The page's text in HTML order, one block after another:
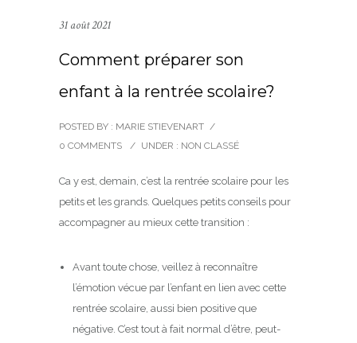
31 août 2021
Comment préparer son
enfant à la rentrée scolaire?
POSTED BY : MARIE STIEVENART /
0 COMMENTS
/ UNDER : NON CLASSÉ
Ca y est, demain, c’est la rentrée scolaire pour les
petits et les grands. Quelques petits conseils pour
accompagner au mieux cette transition :
Avant toute chose, veillez à reconnaître
l’émotion vécue par l’enfant en lien avec cette
rentrée scolaire, aussi bien positive que
négative. C’est tout à fait normal d’être, peut-